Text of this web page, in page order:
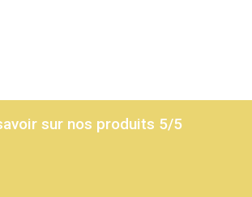
sur nos produits 5/5